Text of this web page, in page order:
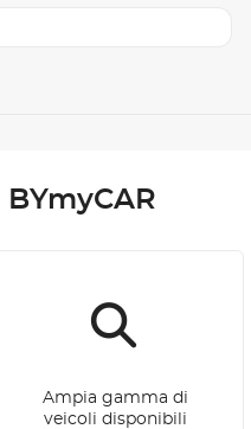
Ampia gamma di
veicoli disponibili